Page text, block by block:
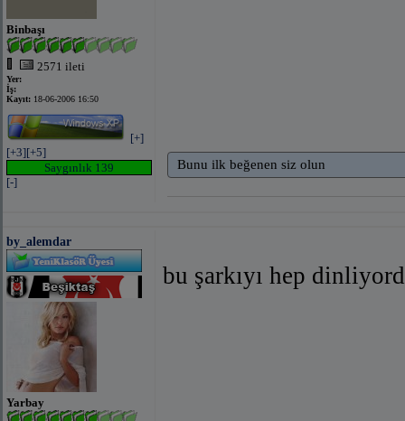
Binbaşı
2571 ileti
Yer:
İş:
Kayıt: 18-06-2006 16:50
[+]
[+3][+5]
Saygınlık 139
[-]
Bunu ilk beğenen siz olun
by_alemdar
Yarbay
bu şarkıyı hep